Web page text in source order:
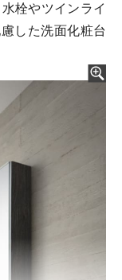
栓やツインライ
した洗面化粧台